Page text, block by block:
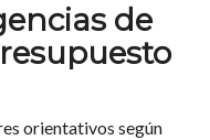
de
orientativos según